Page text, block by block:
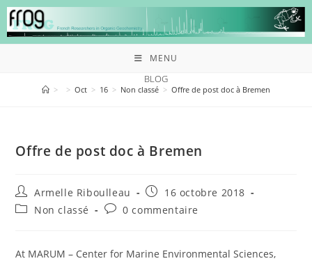
MENU
BLOG
> > Oct > 16 > Non classé > Offre de post doc à Bremen
Offre de post doc à Bremen
Armelle Riboulleau
16 octobre 2018
Non classé
0 commentaire
At MARUM – Center for Marine Environmental Sciences,